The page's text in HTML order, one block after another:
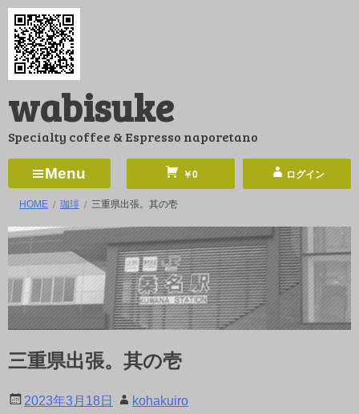
コ
ン
ツ
ス
ッ
wabisuke
Specialty coffee & Espresso naporetano
Menu ￥0 ログイン
HOME 珈琲 三重県出張。其の壱
三重県出張。其の壱
2023年3月18日 kohakuiro